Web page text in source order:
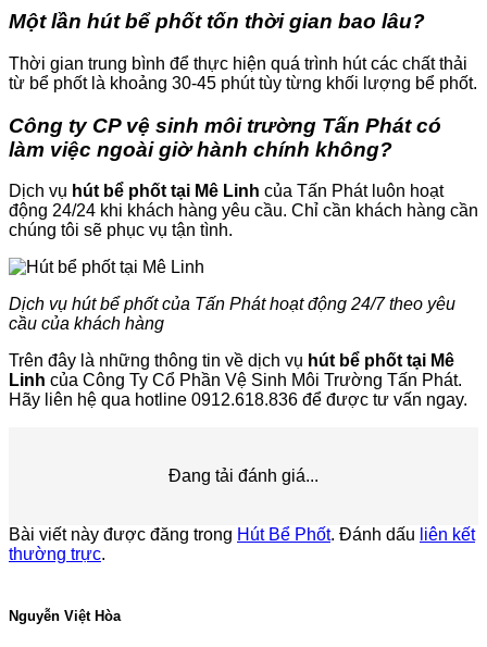
Một lần hút bể phốt tốn thời gian bao lâu?
Thời gian trung bình để thực hiện quá trình hút các chất thải
từ bể phốt là khoảng 30-45 phút tùy từng khối lượng bể phốt.
Công ty CP vệ sinh môi trường Tấn Phát có
làm việc ngoài giờ hành chính không?
Dịch vụ hút bể phốt tại Mê Linh của Tấn Phát luôn hoạt
động 24/24 khi khách hàng yêu cầu. Chỉ cần khách hàng cần
chúng tôi sẽ phục vụ tận tình.
Dịch vụ hút bể phốt của Tấn Phát hoạt động 24/7 theo yêu
cầu của khách hàng
Trên đây là những thông tin về dịch vụ hút bể phốt tại Mê
Linh của Công Ty Cổ Phần Vệ Sinh Môi Trường Tấn Phát.
Hãy liên hệ qua hotline 0912.618.836 để được tư vấn ngay.
Đang tải đánh giá...
Bài viết này được đăng trong Hút Bể Phốt. Đánh dấu liên kết
thường trực.
Nguyễn Việt Hòa